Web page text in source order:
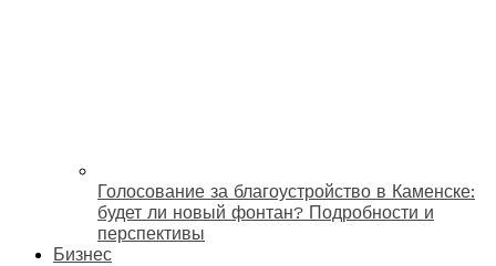
Голосование за благоустройство в Каменске:
будет ли новый фонтан? Подробности и
перспективы
Бизнес